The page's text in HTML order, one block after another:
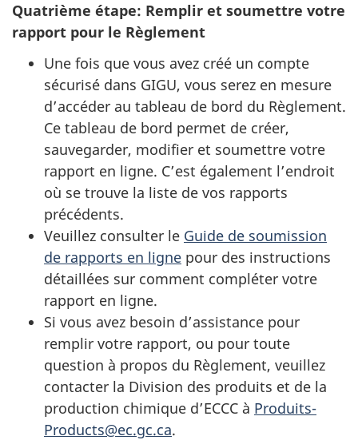
Quatrième étape: Remplir et soumettre votre
rapport pour le Règlement
Une fois que vous avez créé un compte
sécurisé dans GIGU, vous serez en mesure
d’accéder au tableau de bord du Règlement.
Ce tableau de bord permet de créer,
sauvegarder, modifier et soumettre votre
rapport en ligne. C’est également l’endroit
où se trouve la liste de vos rapports
précédents.
Veuillez consulter le Guide de soumission
de rapports en ligne pour des instructions
détaillées sur comment compléter votre
rapport en ligne.
Si vous avez besoin d’assistance pour
remplir votre rapport, ou pour toute
question à propos du Règlement, veuillez
contacter la Division des produits et de la
production chimique d’ECCC à Produits-
Products@ec.gc.ca.